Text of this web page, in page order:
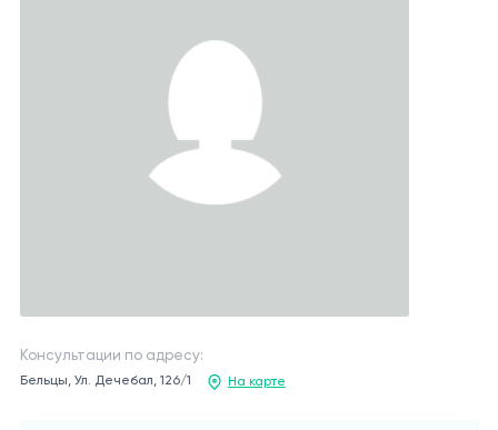
Консультации по адресу:
Бельцы, Ул. Дечебал, 126/1 На карте